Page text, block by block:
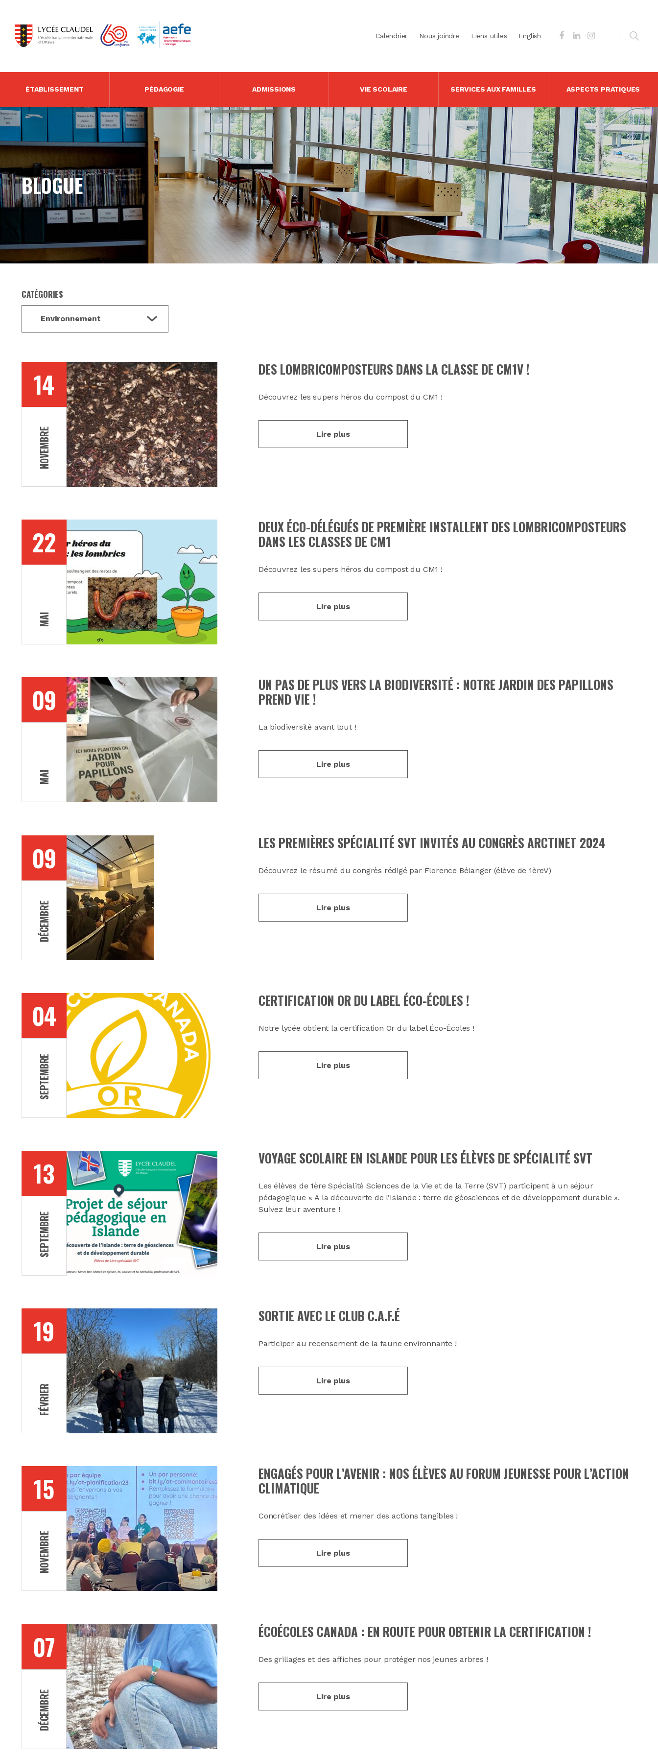
ÉTABLISSEMENT PÉDAGOGIE ADMISSIONS VIE SCOLAIRE SERVICES AUX FAMILLES ASPECTS PRATIQUES
Calendrier Nous joindre Liens utiles English
BLOGUE
CATÉGORIES
14
NOVEMBRE
DES LOMBRICOMPOSTEURS DANS LA CLASSE DE CM1V !
Découvrez les supers héros du compost du CM1 !
Lire plus
22
MAI
DEUX ÉCO-DÉLÉGUÉS DE PREMIÈRE INSTALLENT DES LOMBRICOMPOSTEURS
DANS LES CLASSES DE CM1
Découvrez les supers héros du compost du CM1 !
Lire plus
09
MAI
UN PAS DE PLUS VERS LA BIODIVERSITÉ : NOTRE JARDIN DES PAPILLONS
PREND VIE !
La biodiversité avant tout !
Lire plus
09
DÉCEMBRE
LES PREMIÈRES SPÉCIALITÉ SVT INVITÉS AU CONGRÈS ARCTINET 2024
Découvrez le résumé du congrès rédigé par Florence Bélanger (élève de 1èreV)
Lire plus
04
SEPTEMBRE
CERTIFICATION OR DU LABEL ÉCO-ÉCOLES !
Notre lycée obtient la certification Or du label Éco-Écoles !
Lire plus
13
SEPTEMBRE
VOYAGE SCOLAIRE EN ISLANDE POUR LES ÉLÈVES DE SPÉCIALITÉ SVT
Les élèves de 1ère Spécialité Sciences de la Vie et de la Terre (SVT) participent à un séjour
pédagogique « A la découverte de l’Islande : terre de géosciences et de développement durable ».
Suivez leur aventure !
Lire plus
19
FÉVRIER
SORTIE AVEC LE CLUB C.A.F.É
Participer au recensement de la faune environnante !
Lire plus
15
NOVEMBRE
ENGAGÉS POUR L’AVENIR : NOS ÉLÈVES AU FORUM JEUNESSE POUR L’ACTION
CLIMATIQUE
Concrétiser des idées et mener des actions tangibles !
Lire plus
07
DÉCEMBRE
ÉCOÉCOLES CANADA : EN ROUTE POUR OBTENIR LA CERTIFICATION !
Des grillages et des affiches pour protéger nos jeunes arbres !
Lire plus